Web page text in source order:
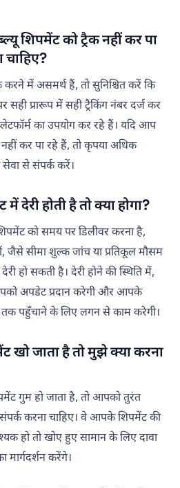
शिपमेंट को ट्रैक नहीं कर पा
चाहिए?
में असमर्थ हैं, तो सुनिश्चित करें कि
प्रारूप में सही ट्रैकिंग नंबर दर्ज कर
का उपयोग कर रहे हैं। यदि आप
कर पा रहे हैं, तो कृपया अधिक
सेवा से संपर्क करें।
देरी होती है तो क्या होगा?
को समय पर डिलीवर करना है,
जैसे सीमा शुल्क जांच या प्रतिकूल मौसम
हो सकती है। देरी होने की स्थिति में,
अपडेट प्रदान करेगी और आपके
पहुँचाने के लिए लगन से काम करेगी।
खो जाता है तो मुझे क्या करना
गुम हो जाता है, तो आपको तुरंत
करना चाहिए। वे आपके शिपमेंट की
हो तो खोए हुए सामान के लिए दावा
मार्गदर्शन करेंगे।